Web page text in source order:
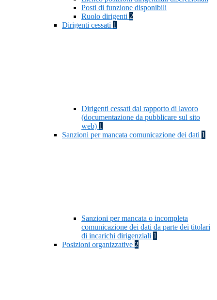
Posti di funzione disponibili
Ruolo dirigenti 2
Dirigenti cessati 1
Dirigenti cessati dal rapporto di lavoro
(documentazione da pubblicare sul sito
web) 1
Sanzioni per mancata comunicazione dei dati 1
Sanzioni per mancata o incompleta
comunicazione dei dati da parte dei titolari
di incarichi dirigenziali 1
Posizioni organizzative 2